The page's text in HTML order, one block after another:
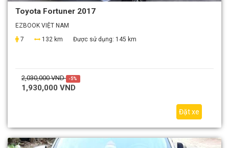
Toyota Fortuner 2017
EZBOOK VIỆT NAM
7
132 km Được sử dụng: 145 km
2,030,000 VND -5%
1,930,000 VND
Đặt xe